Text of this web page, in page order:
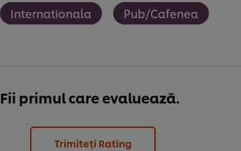
Internationala Pub/Cafenea
Fii primul care evaluează.
Trimiteți Rating